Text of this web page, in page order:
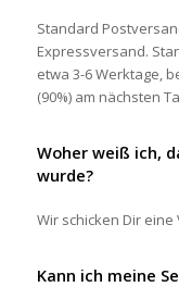
Standard
Expressversand.
etwa 3-6 Werktage,
(90%) am nächsten
Woher weiß ich,
wurde?
Wir schicken Dir
Kann ich meine